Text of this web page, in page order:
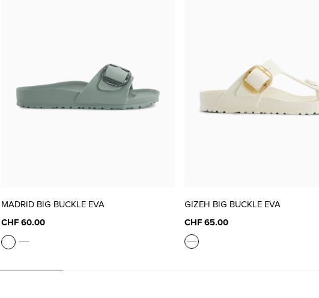
MADRID BIG BUCKLE EVA
CHF 60.00
GIZEH BIG BUCKLE EVA
CHF 65.00